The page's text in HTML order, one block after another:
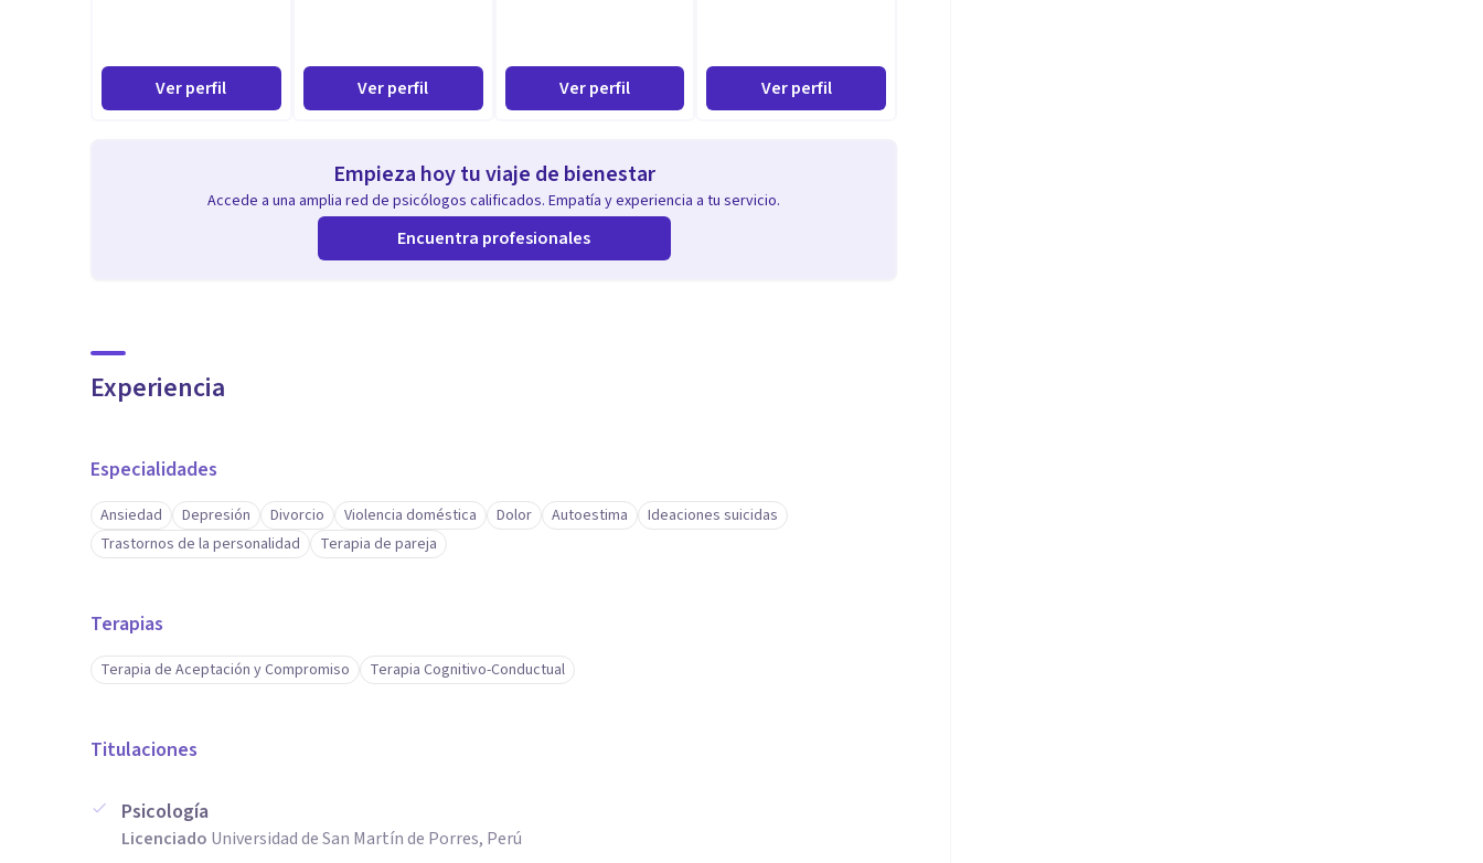
Ver perfil Ver perfil Ver perfil Ver perfil
Empieza hoy tu viaje de bienestar
Accede a una amplia red de psicólogos calificados. Empatía y experiencia a tu servicio.
Encuentra profesionales
Experiencia
Especialidades
Ansiedad Depresión Divorcio Violencia doméstica Dolor Autoestima
Ideaciones suicidas
Trastornos de la personalidad
Terapia de pareja
Terapias
Terapia de Aceptación y Compromiso Terapia Cognitivo-Conductual
Titulaciones
Psicología
Licenciado Universidad de San Martín de Porres, Perú